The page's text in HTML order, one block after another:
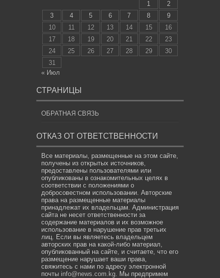
1
2
3
4 5 6 7 8
9
10
11 12 13 14 15
16
17
18 19 20 21 22
23
24
25 26 27 28 29
30
31
« Июл
СТРАНИЦЫ
ОБРАТНАЯ СВЯЗЬ
ОТКАЗ ОТ ОТВЕТСТВЕННОСТИ
Все материалы, размещенные на этом сайте,
получены из открытых источников,
предоставлены пользователями или
опубликованы в ознакомительных целях в
соответствии с положениями о
добросовестном использовании. Авторские
права на размещенные материалы
принадлежат их владельцам. Администрация
сайта не несет ответственности за
содержание материалов и их возможное
использование в нарушение прав третьих
лиц. Если вы являетесь владельцем
авторских прав на какой-либо материал,
опубликованный на сайте, и считаете, что его
размещение нарушает ваши права,
свяжитесь с нами по адресу электронной
почты info@news.com.kg. Мы предпримем